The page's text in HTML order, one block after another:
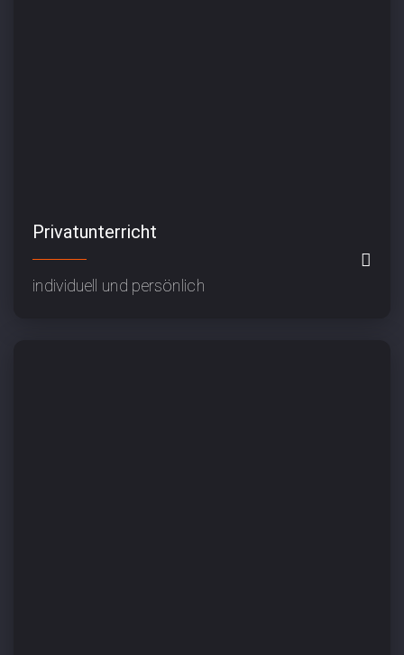
Privatunterricht
individuell und persönlich